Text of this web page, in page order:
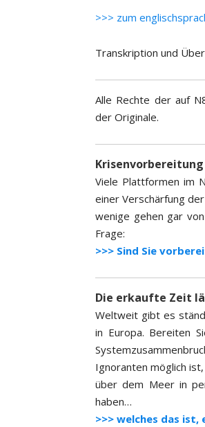
>>> zum
Transkription und
Alle Rechte der auf
der Originale.
Krisenvorbereitung
Viele Plattformen im
einer Verschärfung
wenige gehen gar
Frage:
>>> Sind Sie
Die erkaufte Zeit
Weltweit gibt es
in Europa. Bereiten
Ignoranten möglich
über dem Meer in
haben…
>>> welches das ist,